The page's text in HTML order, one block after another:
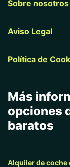
Sobre nosotros
Aviso Legal
Política de
Más
opciones
baratos
Alquiler de coche